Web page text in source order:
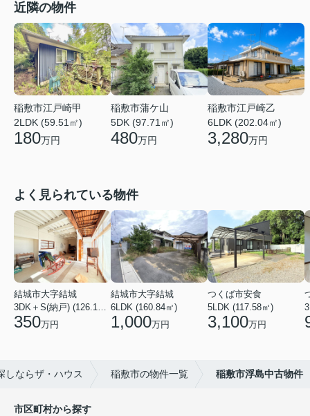
近隣の物件
稲敷市江戸崎甲
2LDK (59.51㎡)
180万円
稲敷市蒲ケ山
5DK (97.71㎡)
480万円
稲敷市江戸崎乙
6LDK (202.04㎡)
3,280万円
よく見られている物件
結城市大字結城
3DK＋S(納戸) (126.19㎡)
350万円
結城市大字結城
6LDK (160.84㎡)
1,000万円
つくば市安食
5LDK (117.58㎡)
3,100万円
しならザ・ハウス 稲敷市の物件一覧 稲敷市浮島中古物件
市区町村から探す